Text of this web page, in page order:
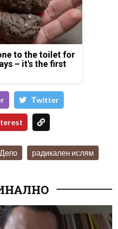
to the toilet for
– it's the first
Тwitter
Дело радикален ислям